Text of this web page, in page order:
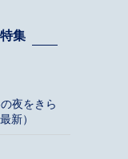
集
夜をきら
新）